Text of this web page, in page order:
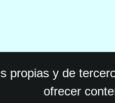
propias y de
ofrecer